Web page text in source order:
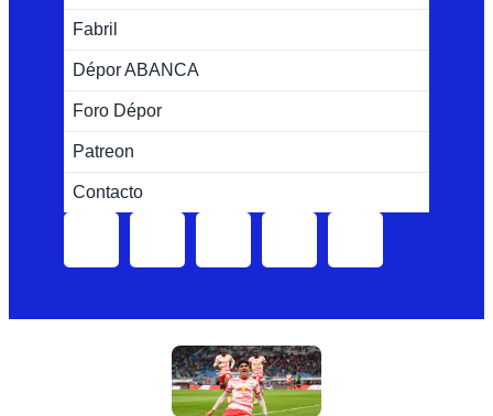
Fabril
Dépor ABANCA
Foro Dépor
Patreon
Contacto